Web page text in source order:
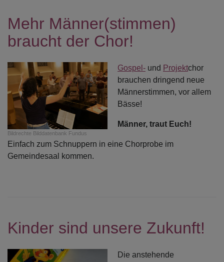
Mehr Männer(stimmen)
braucht der Chor!
Bildrechte Bilddatenbank Fundus
Gospel- und Projektchor
brauchen dringend neue
Männerstimmen, vor allem
Bässe!
Männer, traut Euch!
Einfach zum Schnuppern in eine Chorprobe im
Gemeindesaal kommen.
Kinder sind unsere Zukunft!
Die anstehende